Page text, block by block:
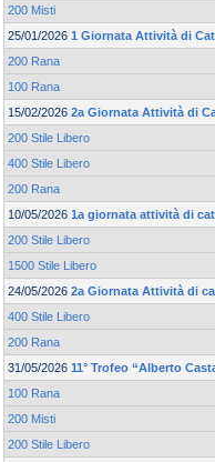
200 Misti
25/01/2026 1 Giornata Attività di
200 Rana
100 Rana
15/02/2026 2a Giornata Attività di
200 Stile Libero
400 Stile Libero
200 Rana
10/05/2026 1a giornata attività di
200 Stile Libero
1500 Stile Libero
24/05/2026 2a Giornata Attività di
400 Stile Libero
200 Rana
31/05/2026 11° Trofeo “Alberto
100 Rana
200 Misti
200 Stile Libero